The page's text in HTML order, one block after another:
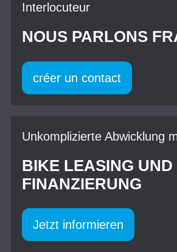
Interlocuteur
NOUS PARLONS
créer un contact
Unkomplizierte Abwicklung
BIKE LEASING UND
FINANZIERUNG
Jetzt informieren